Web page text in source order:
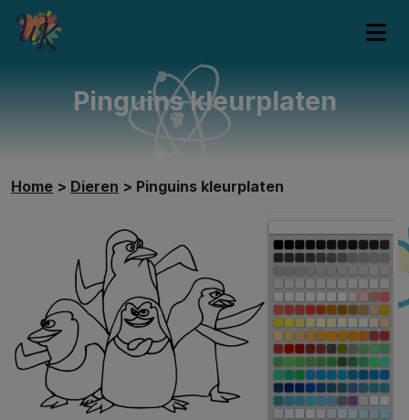
Pinguins kleurplaten
Home > Dieren > Pinguins kleurplaten